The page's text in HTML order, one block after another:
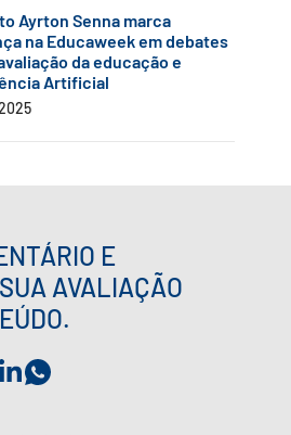
Ayrton Senna marca
na Educaweek em debates
da educação e
Artificial
E
AVALIAÇÃO